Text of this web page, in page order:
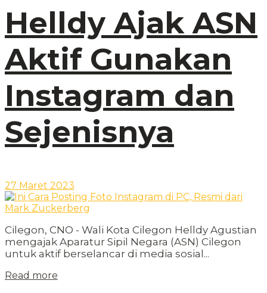
Helldy Ajak ASN
Aktif Gunakan
Instagram dan
Sejenisnya
27 Maret 2023
Cilegon, CNO - Wali Kota Cilegon Helldy Agustian
mengajak Aparatur Sipil Negara (ASN) Cilegon
untuk aktif berselancar di media sosial...
Read more